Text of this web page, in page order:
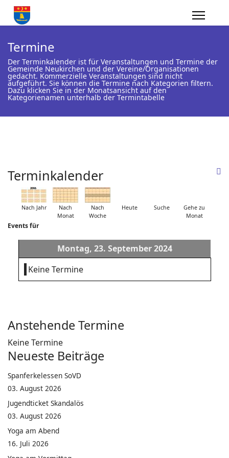
Termine
Der Terminkalender ist für Veranstaltungen und Termine der
Gemeinde Neukirchen und der Vereine/Organisationen
gedacht. Kommerzielle Veranstaltungen sind nicht
aufgeführt. Sie können die Termine nach Kategorien filtern.
Dazu klicken Sie in der Monatsansicht auf den
Kategorienamen unterhalb der Termintabelle
Terminkalender
Nach Jahr
Nach
Monat
Nach
Woche
Heute Suche
Gehe zu
Monat
Events für
Montag, 23. September 2024
Keine Termine
Anstehende Termine
Keine Termine
Neueste Beiträge
Spanferkelessen SoVD
03. August 2026
Jugendticket Skandalös
03. August 2026
Yoga am Abend
16. Juli 2026